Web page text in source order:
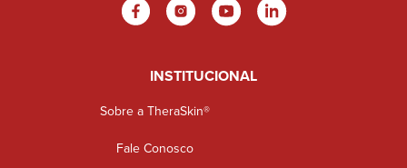
INSTITUCIONAL
Sobre a TheraSkin®
Fale Conosco